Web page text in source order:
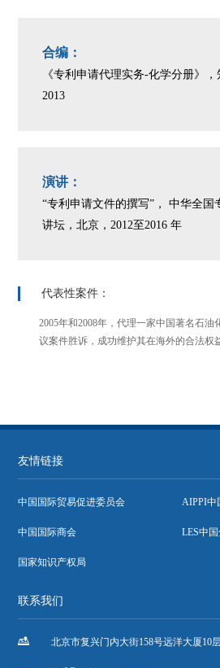
合编：
《专利申请代理实务-化学分册》，
2013
演讲：
“专利申请文件的撰写”， 中华全国
讲坛，北京，2012至2016 年
代表性案件：
2005年和2008年，代理一家中国著名石
议案件胜诉，成功维护其在海外的合法权
友情链接
中国国际贸易促进委员会 AIPPI中
中国国际商会 LES中
国家知识产权局
联系我们
 北京市复兴门内大街158号远洋大厦10